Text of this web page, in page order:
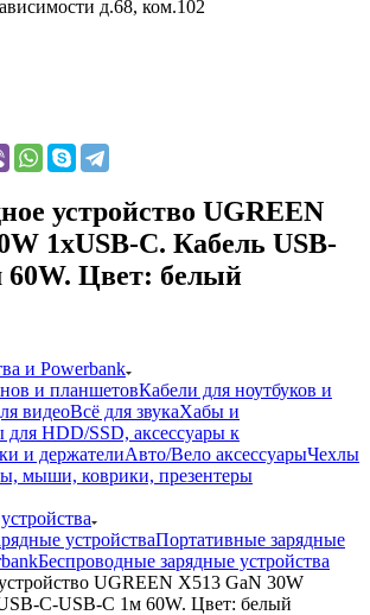
д.68, ком.102
устройство UGREEN
1xUSB-C. Кабель USB-
60W. Цвет: белый
и Powerbank
и планшетовКабели для ноутбуков и
видеоВсё для звукаХабы и
для HDD/SSD, аксессуары к
и держателиАвто/Вело аксессуарыЧехлы
мыши, коврики, презентеры
устройстваПортативные зарядные
Беспроводные зарядные устройства
UGREEN X513 GaN 30W
C-USB-C 1м 60W. Цвет: белый